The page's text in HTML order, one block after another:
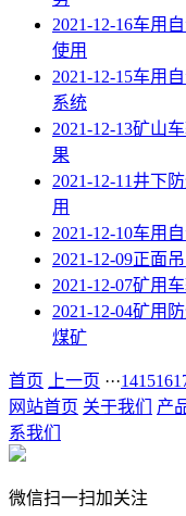
2021-12-16车用
使用
2021-12-15车用
系统
2021-12-13矿山
果
2021-12-11 井下
用
2021-12-10车用
2021-12-09正面
2021-12-07矿用
2021-12-04矿用
煤矿
首页 上一页 ···141516
网站首页 关于我们 产
系我们
微信扫一扫加关注